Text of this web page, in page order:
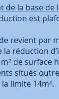
de la base de
est
revient par
la réduction
de surface
situés
limite 14m².